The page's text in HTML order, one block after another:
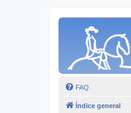
FAQ
Índice general